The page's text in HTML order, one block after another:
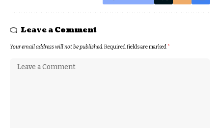
Leave a Comment
Your email address will not be published.Required fields are marked*